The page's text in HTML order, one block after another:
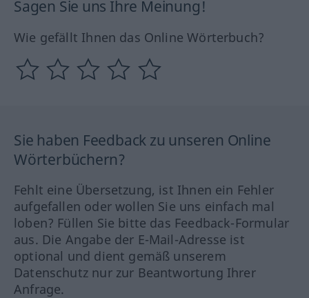
Sagen Sie uns Ihre Meinung!
Wie gefällt Ihnen das Online Wörterbuch?
Sie haben Feedback zu unseren Online
Wörterbüchern?
Fehlt eine Übersetzung, ist Ihnen ein Fehler
aufgefallen oder wollen Sie uns einfach mal
loben? Füllen Sie bitte das Feedback-Formular
aus. Die Angabe der E-Mail-Adresse ist
optional und dient gemäß unserem
Datenschutz nur zur Beantwortung Ihrer
Anfrage.